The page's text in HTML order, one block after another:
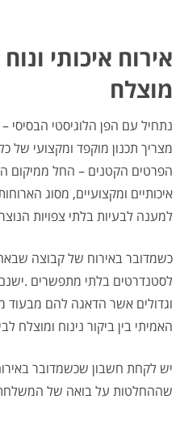
אירוח איכותי
מוצלח
נתחיל עם הפן הלוגיסטי
מצריך תכנון מוקפד ומקצועי
הפרטים הקטנים – החל ממיקום
איכותיים ומקצועיים, מסוג
למענה לבעיות בלתי צפויות
כשמדובר באירוח של קבוצה
לסטנדרטים בלתי מתפשרים
וגדולים אשר הדאגה להם
האמיתי בין ביקור נינוח ומוצלח
יש לקחת חשבון שכשמדובר
שההחלטות על בואה של